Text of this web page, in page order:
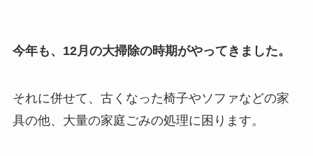
今年も、12月の大掃除の時期がやってきました。
それに併せて、古くなった椅子やソファなどの家
具の他、大量の家庭ごみの処理に困ります。